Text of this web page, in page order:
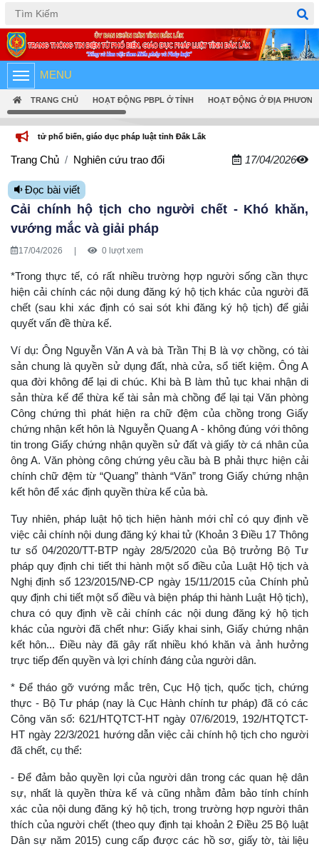
Tiếng Việt English
MENU
TRANG CHỦ HOẠT ĐỘNG PBPL Ở TỈNH HOẠT ĐỘNG Ở ĐỊA PHƯƠNG
biến, giáo dục pháp luật tỉnh Đắk Lắk
Trang Chủ Nghiên cứu trao đổi 17/04/2026
Đọc bài viết
Cải chính hộ tịch cho người chết - Khó khăn,
vướng mắc và giải pháp
17/04/2026 0 lượt xem
*Trong thực tế, có rất nhiều trường hợp người sống cần thực
hiện cải chính các nội dung đăng ký hộ tịch khác của người đã
chết (sau khi xác định có sai sót khi đăng ký hộ tịch) để giải
quyết vấn đề thừa kế.
Ví dụ: Ông Nguyễn Văn A và bà Trần Thị B là vợ chồng, có tài
sản chung là quyền sử dụng đất, nhà cửa, sổ tiết kiệm. Ông A
qua đời không để lại di chúc. Khi bà B làm thủ tục khai nhận di
sản thừa kế để thừa kế tài sản mà chồng để lại tại Văn phòng
Công chứng thì phát hiện ra chữ đệm của chồng trong Giấy
chứng nhận kết hôn là Nguyễn Quang A - không đúng với thông
tin trong Giấy chứng nhận quyền sử đất và giấy tờ cá nhân của
ông A. Văn phòng công chứng yêu cầu bà B phải thực hiện cải
chính chữ đệm từ “Quang” thành “Văn” trong Giấy chứng nhận
kết hôn để xác định quyền thừa kế của bà.
Tuy nhiên, pháp luật hộ tịch hiện hành mới chỉ có quy định về
việc cải chính nội dung đăng ký khai tử (Khoản 3 Điều 17 Thông
tư số 04/2020/TT-BTP ngày 28/5/2020 của Bộ trưởng Bộ Tư
pháp quy định chi tiết thi hành một số điều của Luật Hộ tịch và
Nghị định số 123/2015/NĐ-CP ngày 15/11/2015 của Chính phủ
quy định chi tiết một số điều và biện pháp thi hành Luật Hộ tịch),
chưa có quy định về cải chính các nội dung đăng ký hộ tịch
khác của người đã chết như: Giấy khai sinh, Giấy chứng nhận
kết hôn... Điều này đã gây rất nhiều khó khăn và ảnh hưởng
trực tiếp đến quyền và lợi chính đáng của người dân.
* Để tháo gỡ vướng mắc trên, Cục Hộ tịch, quốc tịch, chứng
thực - Bộ Tư pháp (nay là Cục Hành chính tư pháp) đã có các
Công văn số: 621/HTQTCT-HT ngày 07/6/2019, 192/HTQTCT-
HT ngày 22/3/2021 hướng dẫn việc cải chính hộ tịch cho người
đã chết, cụ thể:
- Để đảm bảo quyền lợi của người dân trong các quan hệ dân
sự, nhất là quyền thừa kế và cũng nhằm đảm bảo tính chính
xác của nội dung đăng ký hộ tịch, trong trường hợp người thân
thích của người chết (theo quy định tại khoản 2 Điều 25 Bộ luật
Dân sự năm 2015) cung cấp được các hồ sơ, giấy tờ, tài liệu